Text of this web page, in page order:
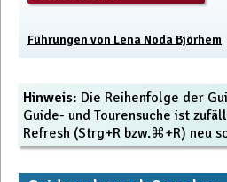
Führungen von Lena Noda Björhem
Hinweis: Die Reihenfolge der
Guide- und Tourensuche ist
Refresh (Strg+R bzw.⌘+R) neu